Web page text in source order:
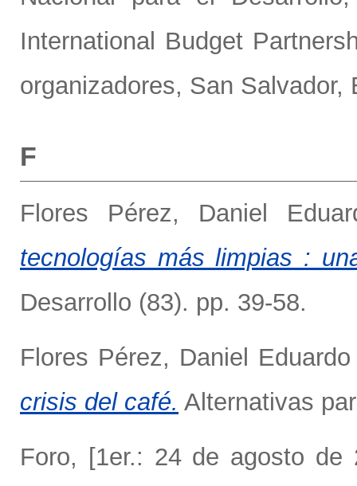
International Budget
organizadores, San Salvador,
F
Flores Pérez, Daniel
tecnologías más limpias :
Desarrollo (83). pp. 39-58.
Flores Pérez, Daniel
crisis del café. Alternativas
Foro, [1er.: 24 de agosto de